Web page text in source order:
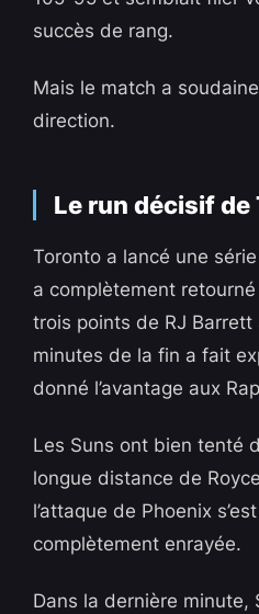
succès de rang.
Mais le match a
direction.
Le run décisif de
Toronto a lancé une
a complètement
trois points de RJ
minutes de la fin a fait
donné l’avantage aux
Les Suns ont bien tenté
longue distance de
l’attaque de Phoenix
complètement enrayée.
Dans la dernière minute,